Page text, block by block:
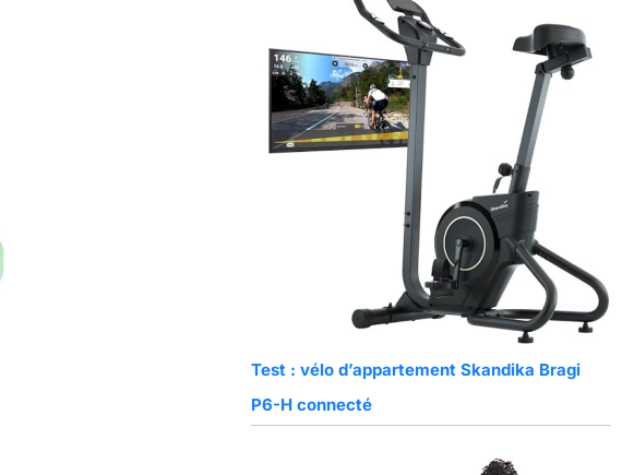
Test : vélo d’appartement Skandika Bragi
P6-H connecté